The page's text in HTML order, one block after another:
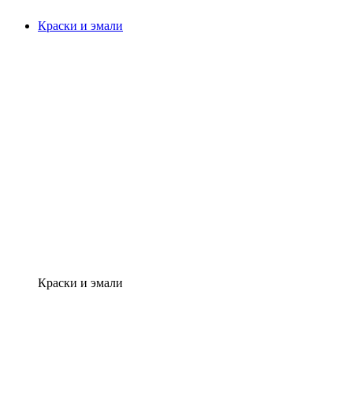
Краски и эмали
Краски и эмали